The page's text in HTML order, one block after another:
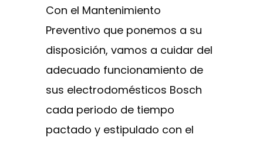
Con el Mantenimiento
Preventivo que ponemos a su
disposición, vamos a cuidar del
adecuado funcionamiento de
sus electrodomésticos Bosch
cada periodo de tiempo
pactado y estipulado con el